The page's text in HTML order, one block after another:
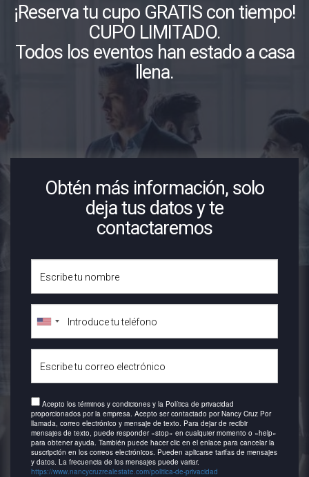
¡Reserva tu cupo GRATIS con tiempo!
CUPO LIMITADO.
Todos los eventos han estado a casa
llena.
Obtén más información, solo
deja tus datos y te
contactaremos
Acepto los términos y condiciones y la Política de privacidad
proporcionados por la empresa. Acepto ser contactado por Nancy Cruz Por
llamada, correo electrónico y mensaje de texto. Para dejar de recibir
mensajes de texto, puede responder «stop» en cualquier momento o «help»
para obtener ayuda. También puede hacer clic en el enlace para cancelar la
suscripción en los correos electrónicos. Pueden aplicarse tarifas de mensajes
y datos. La frecuencia de los mensajes puede variar.
https://www.nancycruzrealestate.com/politica-de-privacidad